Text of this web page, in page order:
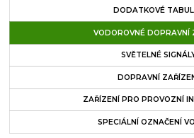
DODATKOVÉ
VODOROVNÉ DOPRAVNÍ
SVĚTELNÉ
DOPRAVNÍ
ZAŘÍZENÍ PRO PROVOZNÍ
SPECIÁLNÍ OZNAČENÍ